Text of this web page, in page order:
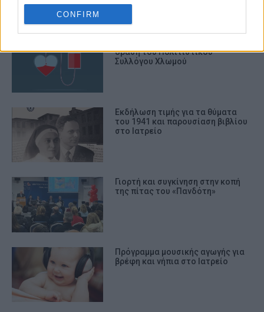
I want to allow Google to enable storage
related to security, including
prevention, and other user protection.
CONFIRM
δράση του Πολιτιστικού
Συλλόγου Χλωμού
Εκδήλωση τιμής για τα θύματα
του 1941 και παρουσίαση βιβλίου
στο Ιατρείο
Γιορτή και συγκίνηση στην κοπή
της πίτας του «Πανδότη»
Πρόγραμμα μουσικής αγωγής για
βρέφη και νήπια στο Ιατρείο